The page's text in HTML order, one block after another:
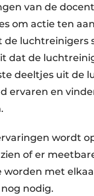
van de
om actie ten
luchtreinigers
dat de
deeltjes uit de
ervaren en
wordt
of er
met
nodig.